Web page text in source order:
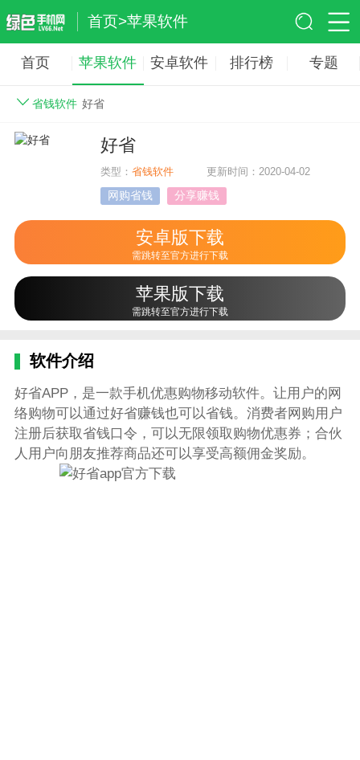
首页>苹果软件
首页 苹果软件 安卓软件 排行榜 专题
省钱软件 好省
好省
类型：省钱软件 更新时间：2020-04-02
网购省钱 分享赚钱
安卓版下载
需跳转至官方进行下载
苹果版下载
需跳转至官方进行下载
软件介绍
好省APP，是一款手机优惠购物移动软件。让用户的网
络购物可以通过好省赚钱也可以省钱。消费者网购用户
注册后获取省钱口令，可以无限领取购物优惠券；合伙
人用户向朋友推荐商品还可以享受高额佣金奖励。